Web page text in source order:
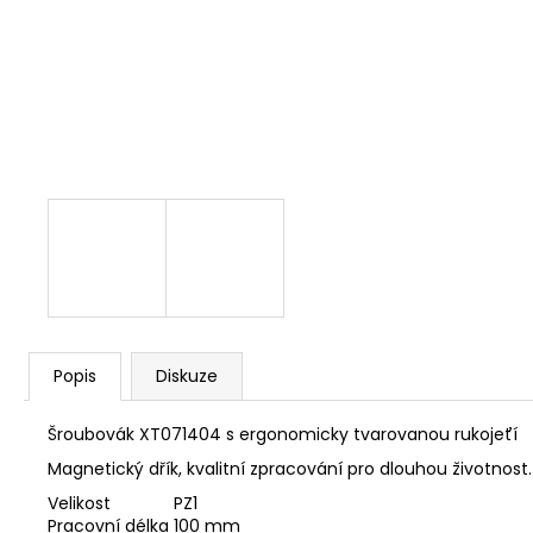
Popis Diskuze
Šroubovák XT071404 s ergonomicky tvarovanou rukojeťí
Magnetický dřík, kvalitní zpracování pro dlouhou životnost.
Velikost
PZ1
Pracovní délka 100 mm